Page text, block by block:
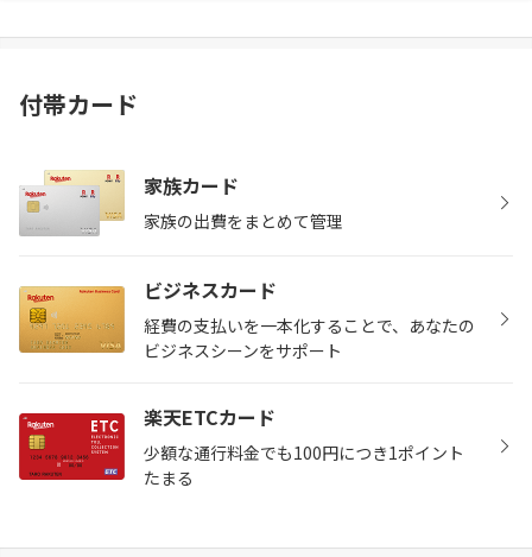
付帯カード
家族カード
家族の出費をまとめて管理
ビジネスカード
経費の支払いを一本化することで、あなたの
ビジネスシーンをサポート
楽天ETCカード
少額な通行料金でも100円につき1ポイント
たまる